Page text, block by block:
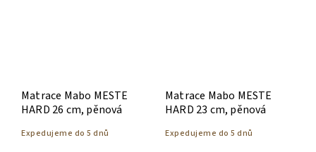
Matrace Mabo MESTE
HARD 26 cm, pěnová
Expedujeme do 5 dnů
Matrace Mabo MESTE
HARD 23 cm, pěnová
Expedujeme do 5 dnů